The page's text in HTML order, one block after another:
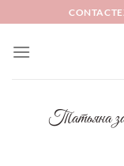
to
content
Татьяна